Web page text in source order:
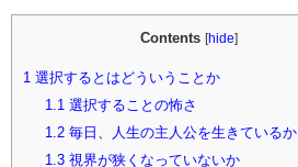
Contents [hide]
1 選択するとはどういうことか
1.1選択することの怖さ
1.2毎日、人生の主人公を生きているか
1.3視界が狭くなっていないか